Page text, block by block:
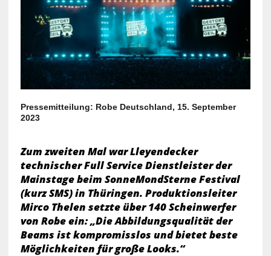
Pressemitteilung: Robe Deutschland, 15. September
2023
Zum zweiten Mal war Lleyendecker
technischer Full Service Dienstleister der
Mainstage beim SonneMondSterne Festival
(kurz SMS) in Thüringen. Produktionsleiter
Mirco Thelen setzte über 140 Scheinwerfer
von Robe ein: „Die Abbildungsqualität der
Beams ist kompromisslos und bietet beste
Möglichkeiten für große Looks.“